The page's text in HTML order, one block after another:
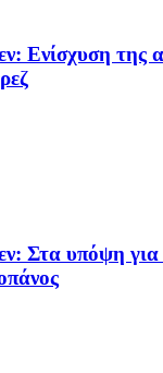
Ενίσχυση της
Στα υπόψη για